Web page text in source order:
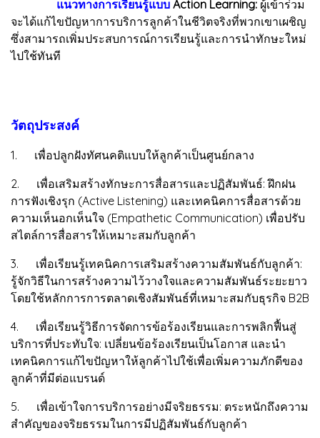
แนวทางการเรียนรู้แบบ Action Learning: ผู้เข้าร่วม
จะได้แก้ไขปัญหาการบริการลูกค้าในชีวิตจริงที่พวกเขาเผชิญ
ซึ่งสามารถเพิ่มประสบการณ์การเรียนรู้และการนำทักษะใหม่
ไปใช้ทันที
วัตถุประสงค์
1. เพื่อปลูกฝังทัศนคติแบบให้ลูกค้าเป็นศูนย์กลาง
2. เพื่อเสริมสร้างทักษะการสื่อสารและปฏิสัมพันธ์: ฝึกฝน
การฟังเชิงรุก (Active Listening) และเทคนิคการสื่อสารด้วย
ความเห็นอกเห็นใจ (Empathetic Communication) เพื่อปรับ
สไตล์การสื่อสารให้เหมาะสมกับลูกค้า
3. เพื่อเรียนรู้เทคนิคการเสริมสร้างความสัมพันธ์กับลูกค้า:
รู้จักวิธีในการสร้างความไว้วางใจและความสัมพันธ์ระยะยาว
โดยใช้หลักการการตลาดเชิงสัมพันธ์ที่เหมาะสมกับธุรกิจ B2B
4. เพื่อเรียนรู้วิธีการจัดการข้อร้องเรียนและการพลิกฟื้นสู่
บริการที่ประทับใจ: เปลี่ยนข้อร้องเรียนเป็นโอกาส และนำ
เทคนิคการแก้ไขปัญหาให้ลูกค้าไปใช้เพื่อเพิ่มความภักดีของ
ลูกค้าที่มีต่อแบรนด์
5. เพื่อเข้าใจการบริการอย่างมีจริยธรรม: ตระหนักถึงความ
สำคัญของจริยธรรมในการมีปฏิสัมพันธ์กับลูกค้า